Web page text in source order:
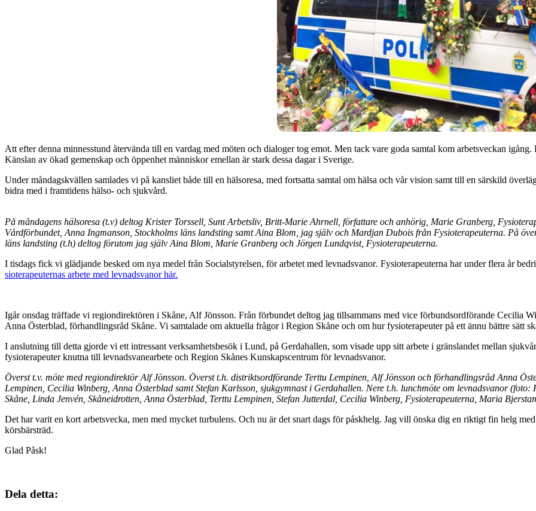
Att efter denna minnesstund återvända till en vardag med möten och dialoger tog emot. Men tack vare goda samtal kom arbetsveckan
Känslan av ökad gemenskap och öppenhet människor emellan är stark dessa dagar i Sverige.
Under måndagskvällen samlades vi på kansliet både till en hälsoresa, med fortsatta samtal om hälsa och vår vision samt till en särskild
bidra med i framtidens hälso- och sjukvård.
På måndagens hälsoresa (t.v) deltog Krister Torssell, Sunt Arbetsliv, Britt-Marie Ahrnell, författare och anhörig, Marie Granberg,
Vårdförbundet, Anna Ingmanson, Stockholms läns landsting samt Aina Blom, jag själv och Mardjan Dubois från Fysioterapeuterna. På
läns landsting (t.h) deltog förutom jag själv Aina Blom, Marie Granberg och Jörgen Lundqvist, Fysioterapeuterna.
I tisdags fick vi glädjande besked om nya medel från Socialstyrelsen, för arbetet med levnadsvanor. Fysioterapeuterna har under flera år
sioterapeuternas arbete med levnadsvanor här.
Igår onsdag träffade vi regiondirektören i Skåne, Alf Jönsson. Från förbundet deltog jag tillsammans med vice förbundsordförande Cecilia
Anna Österblad, förhandlingsråd Skåne. Vi samtalade om aktuella frågor i Region Skåne och om hur fysioterapeuter på ett ännu bättre sätt
I anslutning till detta gjorde vi ett intressant verksamhetsbesök i Lund, på Gerdahallen, som visade upp sitt arbete i gränslandet mellan
fysioterapeuter knutna till levnadsvanearbete och Region Skånes Kunskapscentrum för levnadsvanor.
Överst t.v. möte med regiondirektör Alf Jönsson. Överst t.h. distriktsordförande Terttu Lempinen, Alf Jönsson och förhandlingsråd Anna
Lempinen, Cecilia Winberg, Anna Österblad samt Stefan Karlsson, sjukgymnast i Gerdahallen. Nere t.h. lunchmöte om levnadsvanor
Skåne, Linda Jenvén, Skåneidrotten, Anna Österblad, Terttu Lempinen, Stefan Jutterdal, Cecilia Winberg, Fysioterapeuterna, Maria
Det har varit en kort arbetsvecka, men med mycket turbulens. Och nu är det snart dags för påskhelg. Jag vill önska dig en riktigt fin helg
körsbärsträd.
Glad Påsk!
Dela detta: